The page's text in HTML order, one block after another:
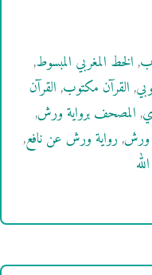
,الخط المغربي المبسوط,
,القرآن مكتوب,القرآن
,المصحف برواية ورش,
ورش,رواية ورش عن نافع,